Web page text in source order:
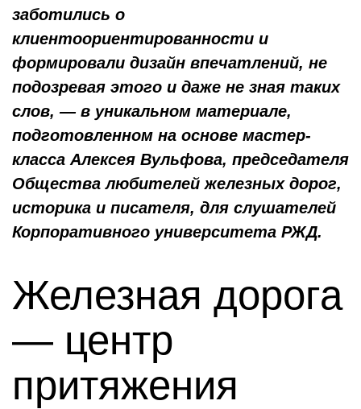
заботились о
клиентоориентированности и
формировали дизайн впечатлений, не
подозревая этого и даже не зная таких
слов, — в уникальном материале,
подготовленном на основе мастер-
класса Алексея Вульфова, председателя
Общества любителей железных дорог,
историка и писателя, для слушателей
Корпоративного университета РЖД.
Железная дорога
— центр
притяжения